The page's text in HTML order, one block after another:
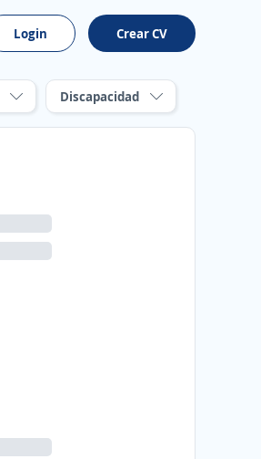
Login Crear CV
Discapacidad